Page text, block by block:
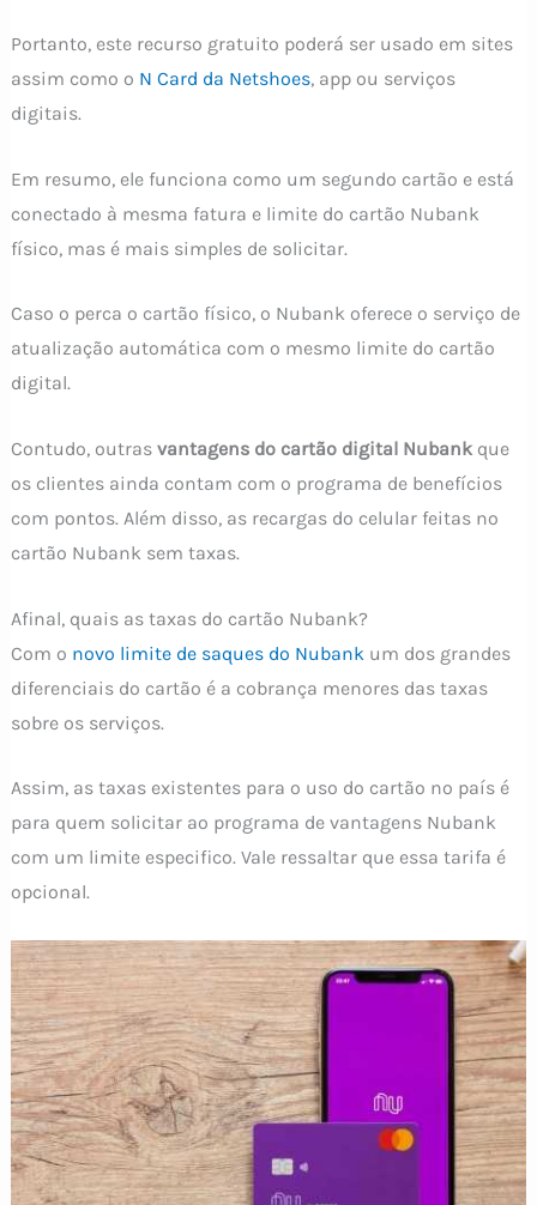
Portanto, este recurso gratuito poderá ser usado em sites
assim como o N Card da Netshoes, app ou serviços
digitais.
Em resumo, ele funciona como um segundo cartão e está
conectado à mesma fatura e limite do cartão Nubank
físico, mas é mais simples de solicitar.
Caso o perca o cartão físico, o Nubank oferece o serviço de
atualização automática com o mesmo limite do cartão
digital.
Contudo, outras vantagens do cartão digital Nubankque
os clientes ainda contam com o programa de benefícios
com pontos. Além disso, as recargas do celular feitas no
cartão Nubank sem taxas.
Afinal, quais as taxas do cartão Nubank?
Com o novo limite de saques do Nubank um dos grandes
diferenciais do cartão é a cobrança menores das taxas
sobre os serviços.
Assim, as taxas existentes para o uso do cartão no país é
para quem solicitar ao programa de vantagens Nubank
com um limite especifico. Vale ressaltar que essa tarifa é
opcional.